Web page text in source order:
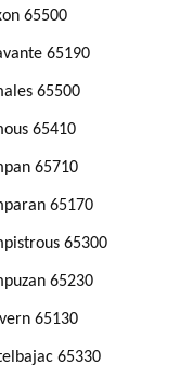
65500
65190
65500
65410
65710
65170
65300
65230
65130
65330